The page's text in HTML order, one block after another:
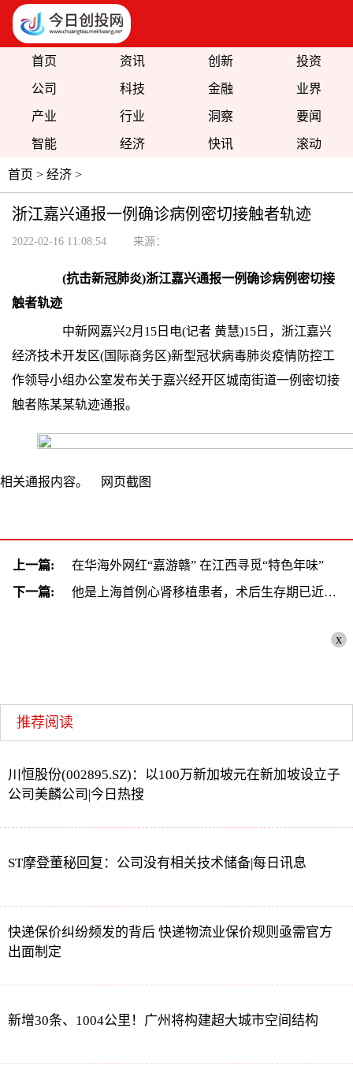
首页 资讯 创新 投资
公司 科技 金融 业界
产业 行业 洞察 要闻
智能 经济 快讯 滚动
首页 > 经济 >
浙江嘉兴通报一例确诊病例密切接触者轨迹
2022-02-16 11:08:54 来源：
(抗击新冠肺炎)浙江嘉兴通报一例确诊病例密切接
触者轨迹
中新网 嘉兴2月15日电(记者 黄慧)15日，浙江嘉兴
经济技术开发区(国际商务区)新型冠状病毒肺炎疫情防控工
作领导小组办公室发布关于嘉兴经开区城南街道一例密切接
触者陈某某轨迹通报。
相关通报内容。 网页截图
上一篇:
在华海外网红“嘉游赣” 在江西寻觅“特色年味”
下一篇:
他是上海首例心肾移植患者，术后生存期已近5年还开了公司
x
推荐阅读
川恒股份(002895.SZ)：以100万新加坡元在新加坡设立子
公司美麟公司|今日热搜
ST摩登董秘回复：公司没有相关技术储备|每日讯息
快递保价纠纷频发的背后 快递物流业保价规则亟需官方
出面制定
新增30条、1004公里！广州将构建超大城市空间结构